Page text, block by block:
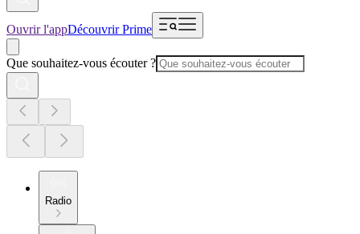
Ouvrir l'appDécouvrir Prime
Que souhaitez-vous écouter ?
Radio